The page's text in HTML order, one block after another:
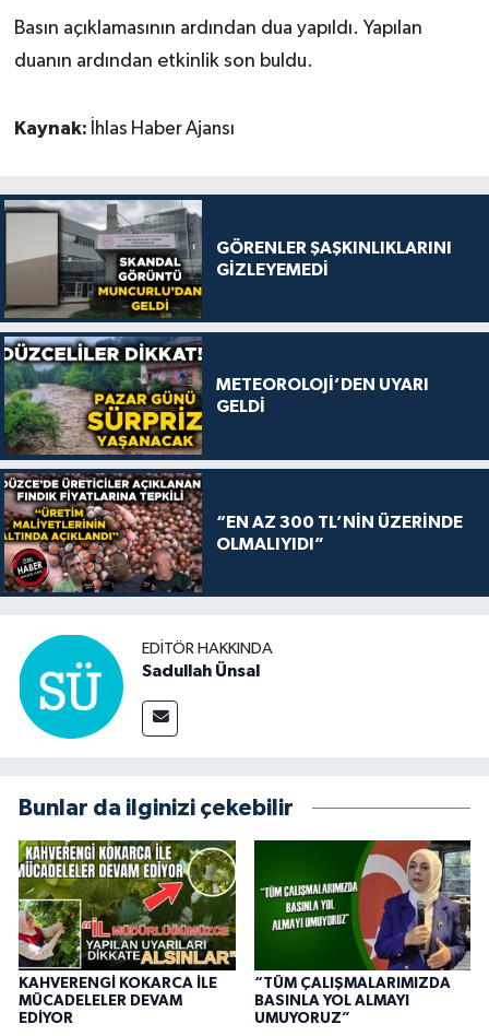
Basın açıklamasının ardından dua yapıldı. Yapılan
duanın ardından etkinlik son buldu.
Kaynak: İhlas Haber Ajansı
GÖRENLER ŞAŞKINLIKLARINI
GİZLEYEMEDİ
METEOROLOJİ’DEN UYARI
GELDİ
“EN AZ 300 TL’NİN ÜZERİNDE
OLMALIYIDI”
EDITÖR HAKKINDA
Sadullah Ünsal
Bunlar da ilginizi çekebilir
KAHVERENGİ KOKARCA İLE
MÜCADELELER DEVAM
EDİYOR
“TÜM ÇALIŞMALARIMIZDA
BASINLA YOL ALMAYI
UMUYORUZ”